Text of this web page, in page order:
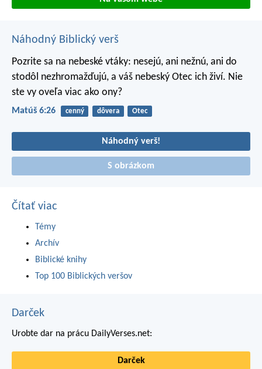
Náhodný Biblický verš
Pozrite sa na nebeské vtáky: nesejú, ani nežnú, ani do
stodôl nezhromažďujú, a váš nebeský Otec ich živí. Nie
ste vy oveľa viac ako ony?
Matúš 6:26 cenný dôvera Otec
Náhodný verš!
S obrázkom
Čítať viac
Témy
Archív
Biblické knihy
Top 100 Biblických veršov
Darček
Urobte dar na prácu DailyVerses.net:
Darček